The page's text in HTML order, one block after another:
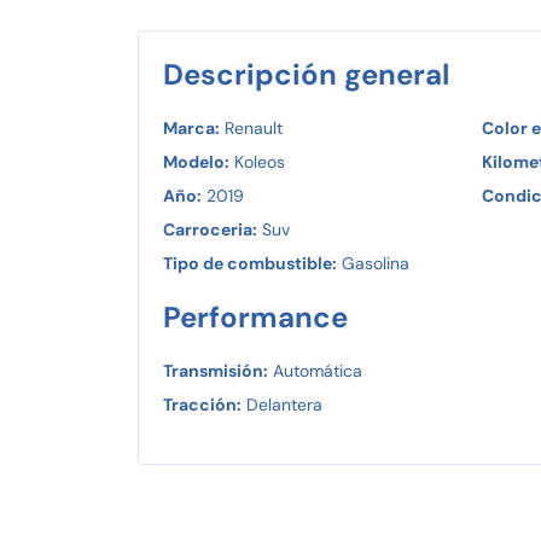
Descripción general
Marca: Renault
Modelo: Koleos
Año: 2019
Carroceria: Suv
Tipo de combustible: Gasolina
Color
Performance
Transmisión: Automática
Tracción: Delantera